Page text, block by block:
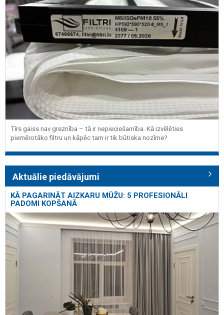
Tīrs gaiss nav greznība – tā ir nepieciešamība. Kā izvēlēties
piemērotāko filtru un kāpēc tam ir tik būtiska nozīme?
Aktuālie piedāvājumi
KĀ PAGARINĀT AIZKARU MŪŽU: 5 PROFESIONĀLI
PADOMI KOPŠANĀ